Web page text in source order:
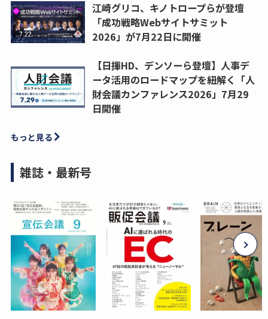
江崎グリコ、キノトロープらが登壇
「成功戦略Webサイトサミット
2026」が7月22日に開催
【日揮HD、デンソーら登壇】人事デ
ータ活用のロードマップを紐解く「人
財会議カンファレンス2026」7月29
日開催
もっと見る
雑誌・最新号